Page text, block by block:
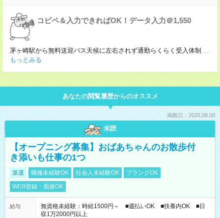
コピペ＆入力できればOK！データ入力＠1,550
茅ヶ崎駅から無料送迎バス天候に左右されず通勤らくらく受入体制 ...
もっとみる
あなたの閲覧履歴からのオススメ
掲載日：2026.08.08
未読
【オープニング募集】おばあちゃんのお散歩付
き添いも仕事の1つ
派遣 職種未経験OK 社会人未経験OK
ブランクOK
WEB登録・面接OK
給与
無資格未経験：時給1500円～ ■週払いOK ■扶養内OK ■日
収1万2000円以上